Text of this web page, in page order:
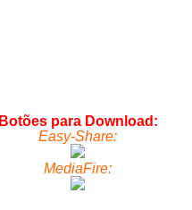
Botões para Download:
Easy-Share:
MediaFire: